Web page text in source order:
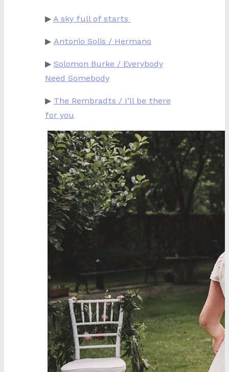
▶ A sky full of starts
▶ Antonio Solis / Hermano
▶ Solomon Burke / Everybody
Need Somebody
▶ The Rembradts / I’ll be there
for you